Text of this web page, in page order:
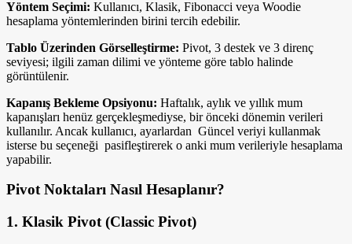
Yöntem Seçimi: Kullanıcı, Klasik, Fibonacci veya Woodie
hesaplama yöntemlerinden birini tercih edebilir.
Tablo Üzerinden Görselleştirme: Pivot, 3 destek ve 3 direnç
seviyesi; ilgili zaman dilimi ve yönteme göre tablo halinde
görüntülenir.
Kapanış Bekleme Opsiyonu: Haftalık, aylık ve yıllık mum
kapanışları henüz gerçekleşmediyse, bir önceki dönemin verileri
kullanılır. Ancak kullanıcı, ayarlardan Güncel veriyi kullanmak
isterse bu seçeneği pasifleştirerek o anki mum verileriyle hesaplama
yapabilir.
Pivot Noktaları Nasıl Hesaplanır?
1. Klasik Pivot (Classic Pivot)